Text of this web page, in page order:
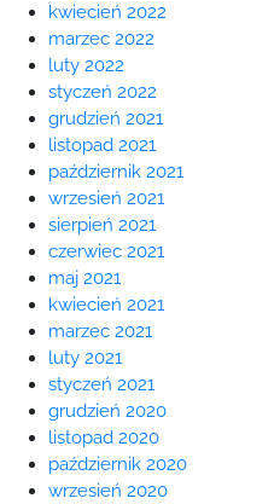
kwiecień 2022
marzec 2022
luty 2022
styczeń 2022
grudzień 2021
listopad 2021
październik 2021
wrzesień 2021
sierpień 2021
czerwiec 2021
maj 2021
kwiecień 2021
marzec 2021
luty 2021
styczeń 2021
grudzień 2020
listopad 2020
październik 2020
wrzesień 2020